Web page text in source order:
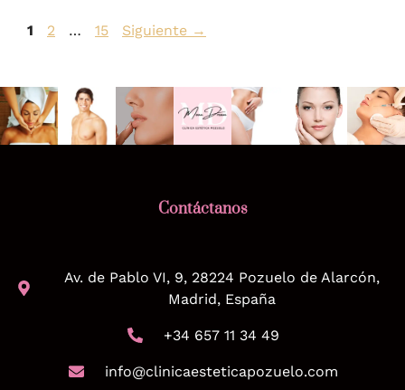
1 2 … 15 Siguiente →
Contáctanos
Av. de Pablo VI, 9, 28224 Pozuelo de Alarcón,
Madrid, España
+34 657 11 34 49
info@clinicaesteticapozuelo.com